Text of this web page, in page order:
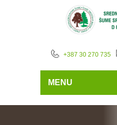
+387 30 270 735
MENU